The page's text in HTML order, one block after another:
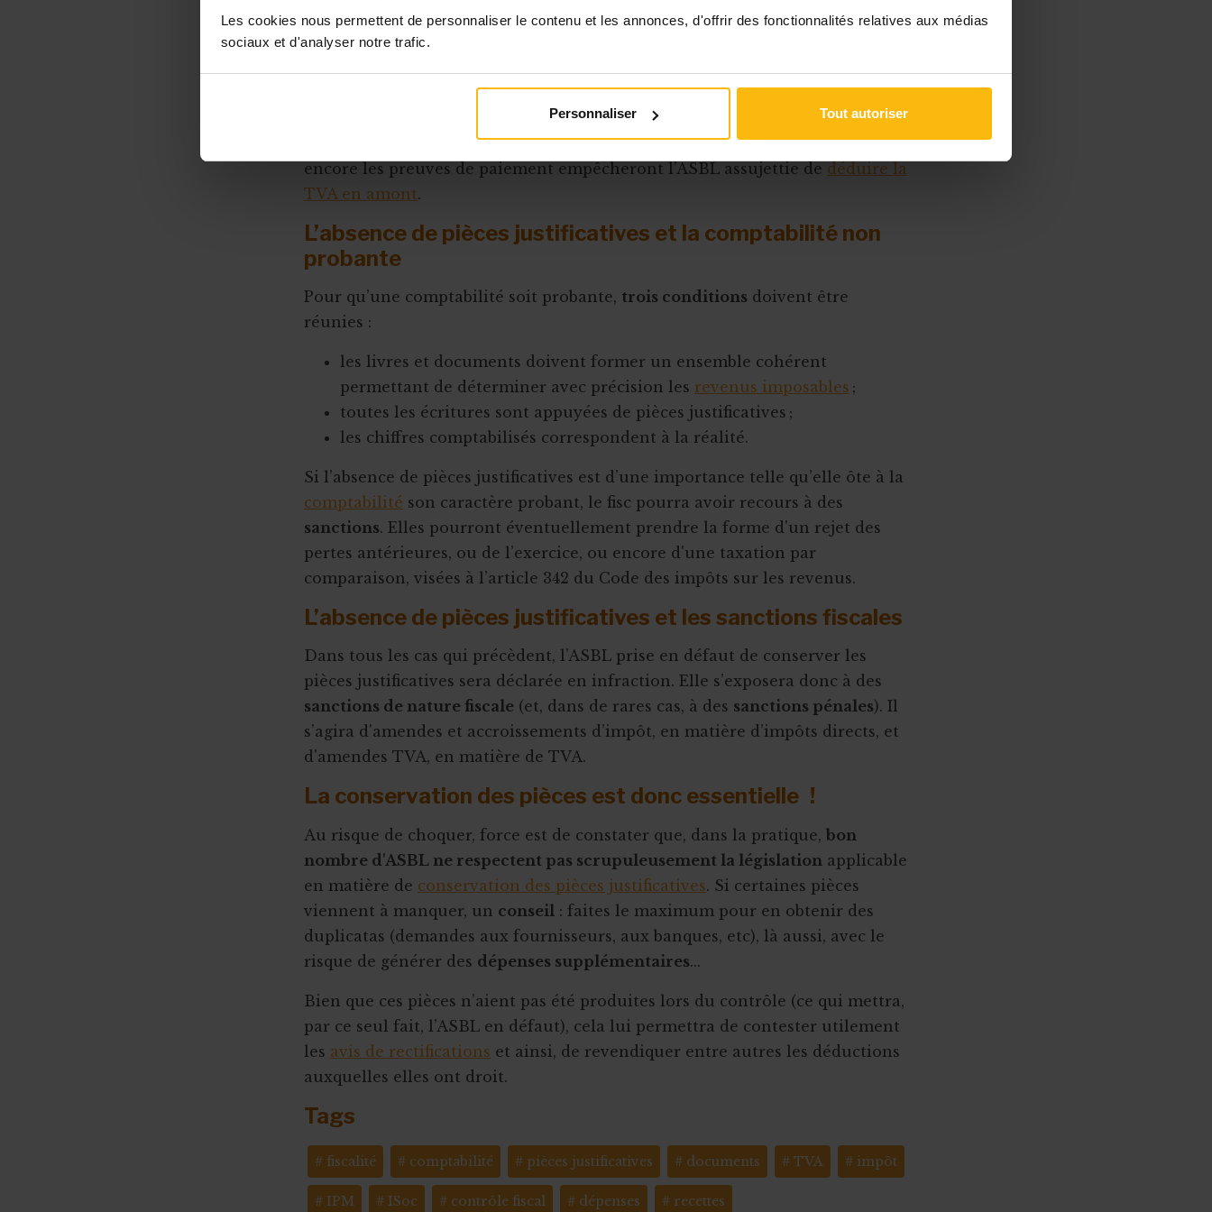
Les cookies nous permettent de personnaliser le contenu et les annonces, d'offrir des fonctionnalités relatives aux médias
sociaux et d'analyser notre trafic.
Personnaliser Tout autoriser
déduire cette dépense.
La situation sera naturellement plus grave encore s’il s’agit d’une
non justifiée, susceptible d’entrainer l’application d’unecotisation distincte
En matière de TVA, l’absence de documents tels que les factures d’achats, ou
encore les preuves de paiement empêcheront l’ASBL assujettie de déduire la
TVA en amont.
L’absence de pièces justificatives et la comptabilité non
probante
Pour qu’une comptabilité soit probante, trois conditions doivent être
réunies :
les livres et documents doivent former un ensemble cohérent
permettant de déterminer avec précision les revenus imposables ;
toutes les écritures sont appuyées de pièces justificatives ;
les chiffres comptabilisés correspondent à la réalité.
Si l’absence de pièces justificatives est d’une importance telle qu’elle ôte à la
comptabilité son caractère probant, le fisc pourra avoir recours à des
sanctions. Elles pourront éventuellement prendre la forme d'un rejet des
pertes antérieures, ou de l’exercice, ou encore d'une taxation par
comparaison, visées à l’article 342 du Code des impôts sur les revenus.
L’absence de pièces justificatives et les sanctions fiscales
Dans tous les cas qui précèdent, l’ASBL prise en défaut de conserver les
pièces justificatives sera déclarée en infraction. Elle s’exposera donc à des
sanctions de nature fiscale (et, dans de rares cas, à des sanctions pénales). Il
s’agira d'amendes et accroissements d’impôt, en matière d’impôts directs, et
d'amendes TVA, en matière de TVA.
La conservation des pièces est donc essentielle !
Au risque de choquer, force est de constater que, dans la pratique, bon
nombre d'ASBL ne respectent pas scrupuleusement la législation applicable
en matière de conservation des pièces justificatives. Si certaines pièces
viennent à manquer, un conseil : faites le maximum pour en obtenir des
duplicatas (demandes aux fournisseurs, aux banques, etc), là aussi, avec le
risque de générer des dépenses supplémentaires...
Bien que ces pièces n’aient pas été produites lors du contrôle (ce qui mettra,
par ce seul fait, l’ASBL en défaut), cela lui permettra de contester utilement
les avis de rectifications et ainsi, de revendiquer entre autres les déductions
auxquelles elles ont droit.
Tags
fiscalité comptabilité pièces justificatives documents TVA impôt
IPM ISoc contrôle fiscal dépenses recettes